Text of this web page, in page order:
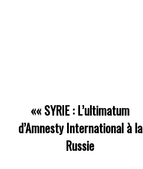
«« SYRIE : L’ultimatum
d’Amnesty International à la
Russie